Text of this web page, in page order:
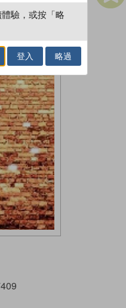
驗，或按「略
登入 略過